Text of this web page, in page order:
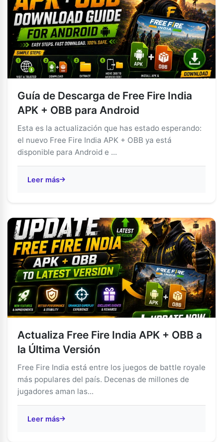
Guía de Descarga de Free Fire India
APK + OBB para Android
Esta es la actualización que has estado esperando:
el nuevo Free Fire India APK + OBB ya está
disponible para Android e ...
Leer más
Actualiza Free Fire India APK + OBB a
la Última Versión
Free Fire India está entre los juegos de battle royale
más populares del país. Decenas de millones de
jugadores aman las...
Leer más